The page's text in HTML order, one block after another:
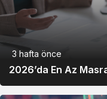
Sky
Pump.fun
3 hafta önce
2026’da En Az